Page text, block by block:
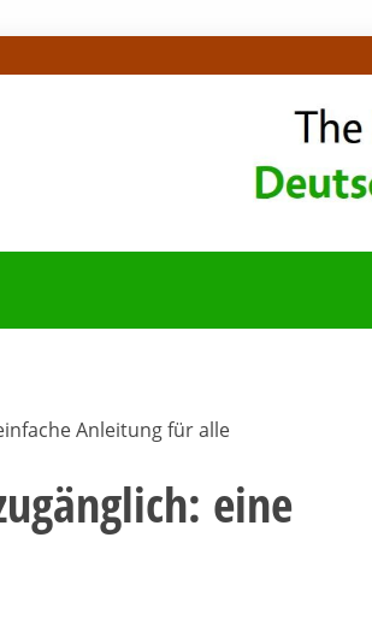
BLOG
Anleitung für alle
eine